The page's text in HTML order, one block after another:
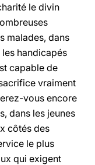
le divin
malades, dans
handicapés
capable de
vraiment
vous encore
dans les jeunes
côtés des
le plus
qui exigent